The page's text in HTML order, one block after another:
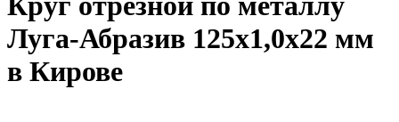
Луга-Абразив 125x1,0x22 мм
в Кирове